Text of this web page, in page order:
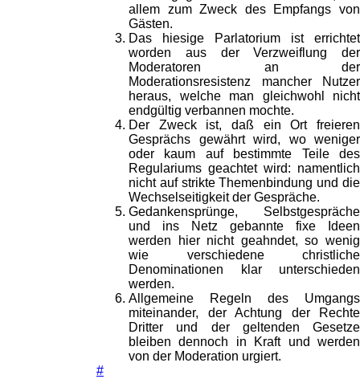
allem zum Zweck des Empfangs von
Gästen.
Das hiesige Parlatorium ist errichtet
worden aus der Verzweiflung der
Moderatoren an der
Moderationsresistenz mancher Nutzer
heraus, welche man gleichwohl nicht
endgültig verbannen mochte.
Der Zweck ist, daß ein Ort freieren
Gesprächs gewährt wird, wo weniger
oder kaum auf bestimmte Teile des
Regulariums geachtet wird: namentlich
nicht auf strikte Themenbindung und die
Wechselseitigkeit der Gespräche.
Gedankensprünge, Selbstgespräche
und ins Netz gebannte fixe Ideen
werden hier nicht geahndet, so wenig
wie verschiedene christliche
Denominationen klar unterschieden
werden.
Allgemeine Regeln des Umgangs
miteinander, der Achtung der Rechte
Dritter und der geltenden Gesetze
bleiben dennoch in Kraft und werden
von der Moderation urgiert.
#